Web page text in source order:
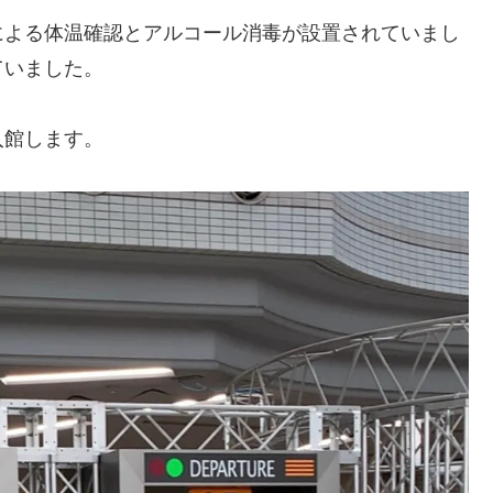
る体温確認とアルコール消毒が設置されていまし
ました。
します。